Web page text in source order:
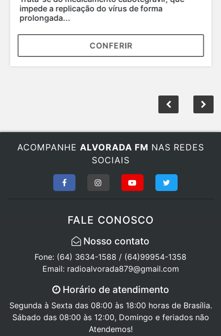
impede a replicação do vírus de forma
prolongada...
CONFERIR
SOCIAIS
Fone: (64) 3634-1588 / (64)99954-1358
Email: radioalvorada879@gmail.com
Segunda à Sexta das 08:00 às 18:00 horas de Brasília.
Sábado das 08:00 às 12:00, Domingo e feriados não
Atendemos!